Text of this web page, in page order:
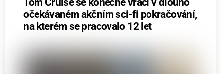
Tom Cruise se konečně vrací v dlouho
očekávaném akčním sci-fi pokračování,
na kterém se pracovalo 12 let